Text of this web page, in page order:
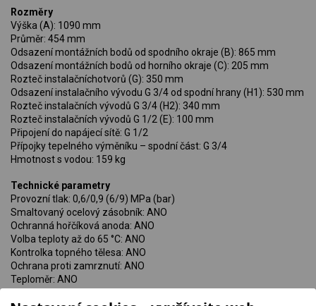
Rozměry
Výška (A): 1090 mm
Průměr: 454 mm
Odsazení montážních bodů od spodního okraje (B): 865 mm
Odsazení montážních bodů od horního okraje (C): 205 mm
Rozteč instalačníchotvorů (G): 350 mm
Odsazení instalačního vývodu G 3/4 od spodní hrany (H1): 530 mm
Rozteč instalačních vývodů G 3/4 (H2): 340 mm
Rozteč instalačních vývodů G 1/2 (E): 100 mm
Připojení do napájecí sítě: G 1/2
Přípojky tepelného výměníku – spodní část: G 3/4
Hmotnost s vodou: 159 kg
Technické parametry
Provozní tlak: 0,6/0,9 (6/9) MPa (bar)
Smaltovaný ocelový zásobník: ANO
Ochranná hořčíková anoda: ANO
Volba teploty až do 65 °C: ANO
Kontrolka topného tělesa: ANO
Ochrana proti zamrznutí: ANO
Teploměr: ANO